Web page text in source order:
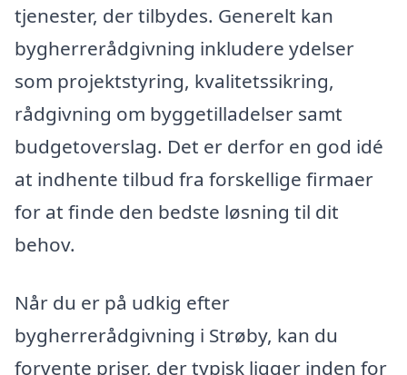
tjenester, der tilbydes. Generelt kan
bygherrerådgivning inkludere ydelser
som projektstyring, kvalitetssikring,
rådgivning om byggetilladelser samt
budgetoverslag. Det er derfor en god idé
at indhente tilbud fra forskellige firmaer
for at finde den bedste løsning til dit
behov.
Når du er på udkig efter
bygherrerådgivning i Strøby, kan du
forvente priser, der typisk ligger inden for